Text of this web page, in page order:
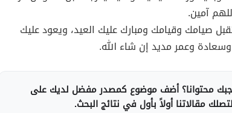
آمين.
صيامك وقيامك ومبارك عليك العيد، ويعود عليك
وعمر مديد إن شاء الله.
محتوانا؟ أضف موضوع كمصدر مفضل لديك على
مقالاتنا أولاً بأول في نتائج البحث.